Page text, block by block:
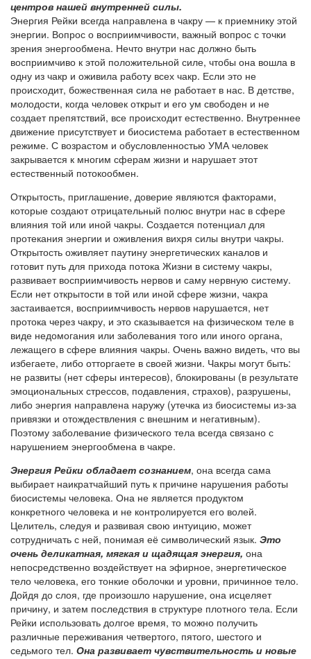
центров нашей внутренней силы.
Энергия Рейки всегда направлена в чакру — к приемнику этой
энергии. Вопрос о восприимчивости, важный вопрос с точки
зрения энергообмена. Нечто внутри нас должно быть
восприимчиво к этой положительной силе, чтобы она вошла в
одну из чакр и оживила работу всех чакр. Если это не
происходит, божественная сила не работает в нас. В детстве,
молодости, когда человек открыт и его ум свободен и не
создает препятствий, все происходит естественно. Внутреннее
движение присутствует и биосистема работает в естественном
режиме. С возрастом и обусловленностью УМА человек
закрывается к многим сферам жизни и нарушает этот
естественный потокообмен.
Открытость, приглашение, доверие являются факторами,
которые создают отрицательный полюс внутри нас в сфере
влияния той или иной чакры. Создается потенциал для
протекания энергии и оживления вихря силы внутри чакры.
Открытость оживляет паутину энергетических каналов и
готовит путь для прихода потока Жизни в систему чакры,
развивает восприимчивость нервов и саму нервную систему.
Если нет открытости в той или иной сфере жизни, чакра
застаивается, восприимчивость нервов нарушается, нет
протока через чакру, и это сказывается на физическом теле в
виде недомогания или заболевания того или иного органа,
лежащего в сфере влияния чакры. Очень важно видеть, что вы
избегаете, либо отторгаете в своей жизни. Чакры могут быть:
не развиты (нет сферы интересов), блокированы (в результате
эмоциональных стрессов, подавления, страхов), разрушены,
либо энергия направлена наружу (утечка из биосистемы из-за
привязки и отождествления с внешним и негативным).
Поэтому заболевание физического тела всегда связано с
нарушением энергообмена в чакре.
Энергия Рейки обладает сознанием, она всегда сама
выбирает наикратчайший путь к причине нарушения работы
биосистемы человека. Она не является продуктом
конкретного человека и не контролируется его волей.
Целитель, следуя и развивая свою интуицию, может
сотрудничать с ней, понимая её символический язык. Это
очень деликатная, мягкая и щадящая энергия, она
непосредственно воздействует на эфирное, энергетическое
тело человека, его тонкие оболочки и уровни, причинное тело.
Дойдя до слоя, где произошло нарушение, она исцеляет
причину, и затем последствия в структуре плотного тела. Если
Рейки использовать долгое время, то можно получить
различные переживания четвертого, пятого, шестого и
седьмого тел. Она развивает чувствительность и новые